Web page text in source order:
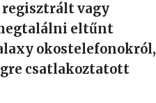
regisztrált vagy
eltűnt
okostelefonokról,
csatlakoztatott